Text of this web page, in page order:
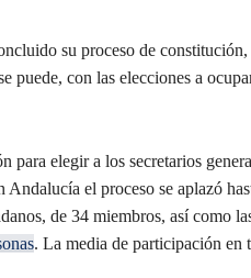
su proceso de
puede, con las elecciones a
para elegir a los secretarios
Andalucía el proceso se aplazó
de 34 miembros, así como
. La media de participación en